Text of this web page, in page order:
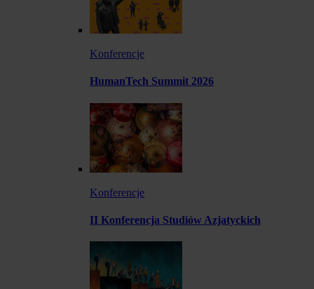
Konferencje
HumanTech Summit 2026
Konferencje
II Konferencja Studiów Azjatyckich